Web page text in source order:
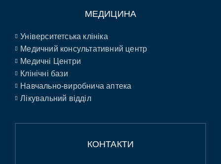
МЕДИЦИНА
Університетська клініка
Медичний консультативний центр
Медичні Центри
Клінічні бази
Навчально-виробнича аптека
Лікувальний відділ
КОНТАКТИ